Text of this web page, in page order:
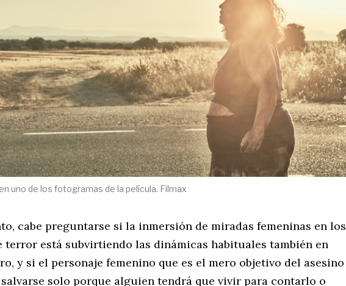
uno de los fotogramas de la película. Filmax
cabe preguntarse si la inmersión de miradas femeninas en los
terror está subvirtiendo las dinámicas habituales también en
y si el personaje femenino que es el mero objetivo del asesino
solo porque alguien tendrá que vivir para contarlo o